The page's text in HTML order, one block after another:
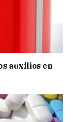
auxilios en